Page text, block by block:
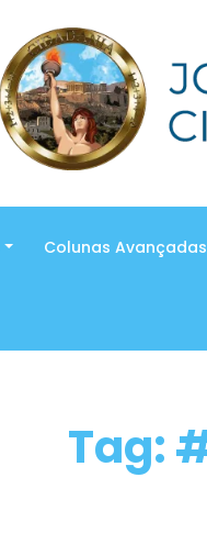
Colunas Avançadas
Tag: